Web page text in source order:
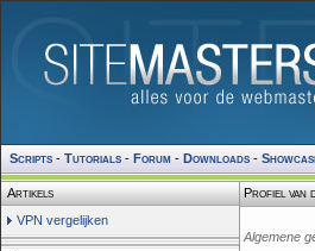
Scripts - Tutorials - Forum - Downloads -
Artikels
VPN vergelijken
Profiel van
Algemene